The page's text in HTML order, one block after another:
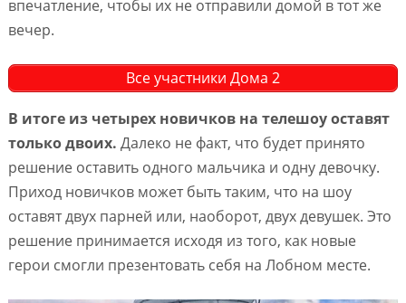
впечатление, чтобы их не отправили домой в тот же
вечер.
Все участники Дома 2
В итоге из четырех новичков на телешоу оставят
только двоих. Далеко не факт, что будет принято
решение оставить одного мальчика и одну девочку.
Приход новичков может быть таким, что на шоу
оставят двух парней или, наоборот, двух девушек. Это
решение принимается исходя из того, как новые
герои смогли презентовать себя на Лобном месте.